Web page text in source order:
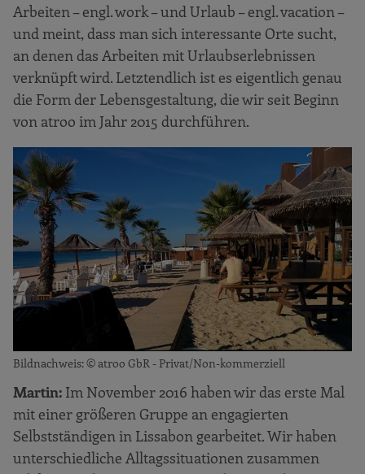
Arbeiten – engl. work – und Urlaub – engl. vacation –
und meint, dass man sich interessante Orte sucht,
an denen das Arbeiten mit Urlaubserlebnissen
verknüpft wird. Letztendlich ist es eigentlich genau
die Form der Lebensgestaltung, die wir seit Beginn
von atroo im Jahr 2015 durchführen.
Bildnachweis: © atroo GbR - Privat/Non-kommerziell
Martin: Im November 2016 haben wir das erste Mal
mit einer größeren Gruppe an engagierten
Selbstständigen in Lissabon gearbeitet. Wir haben
unterschiedliche Alltagssituationen zusammen